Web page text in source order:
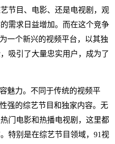
节目、电影、还是电视剧，观
需求日益增加。而在这个竞争
一个新兴的视频平台，以其独
吸引了大量忠实用户，成为了
魅力。不同于传统的视频平
强的综艺节目和独家内容。无
门电影和热播电视剧，这里都
特别是在综艺节目领域，91视